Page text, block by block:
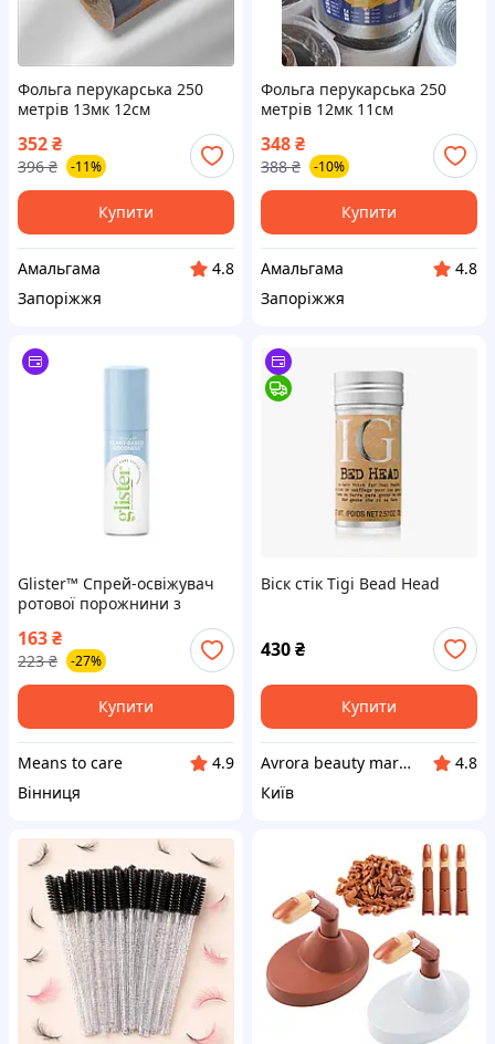
Фольга перукарська 250
метрів 13мк 12см
Файна Фолія
352₴
396 ₴ -11%
Купити
Амальгама
4.8
Запоріжжя
Фольга перукарська 250
метрів 12мк 11см
Файна Фолія
348₴
388 ₴ -10%
Купити
Амальгама
4.8
Запоріжжя
Glister™ Спрей-освіжувач
ротової порожнини з
163₴
223 ₴ -27%
Купити
Means to care
4.9
Вінниця
Віск стік Tigi Bead Head
430₴
Купити
Avrora beauty market
4.8
Київ